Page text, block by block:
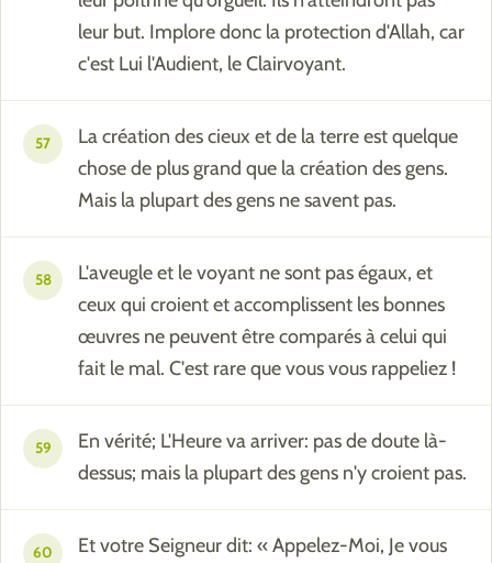
leur but. Implore donc la protection d'Allah, car
c'est Lui l'Audient, le Clairvoyant.
57
La création des cieux et de la terre est quelque
chose de plus grand que la création des gens.
Mais la plupart des gens ne savent pas.
58
L'aveugle et le voyant ne sont pas égaux, et
ceux qui croient et accomplissent les bonnes
œuvres ne peuvent être comparés à celui qui
fait le mal. C'est rare que vous vous rappeliez !
59
En vérité; L'Heure va arriver: pas de doute là-
dessus; mais la plupart des gens n'y croient pas.
60
Et votre Seigneur dit: « Appelez-Moi, Je vous